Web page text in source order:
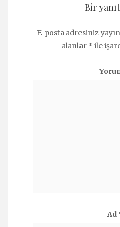
Bir
E-posta adresiniz
alanlar * ile
Ad